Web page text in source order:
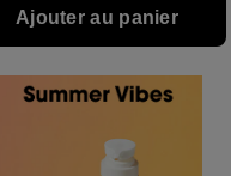
Ajouter au panier